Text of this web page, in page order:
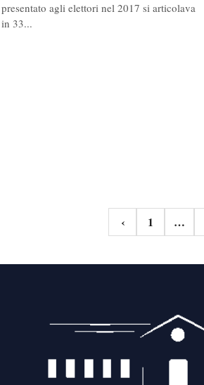
presentato agli elettori nel 2017 si articolava
in 33...
Navigazione
articoli
‹ 1 …